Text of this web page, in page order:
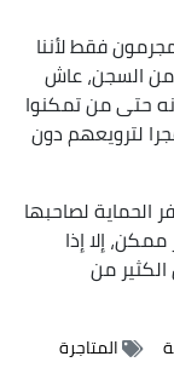
فقط لأننا
السجن، عاش
حتى من تمكنوا
لترويعهم دون
الحماية لصاحبها
إلا إذا
من
المتاجرة